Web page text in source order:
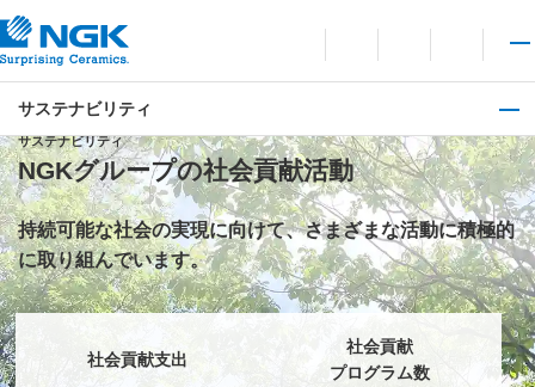
言語切り替えメニュー
サイト内検索を開
お問い合わせ
メイ
サステナビリティ
サステナビリティ
NGKグループの社会貢献活動
持続可能な社会の実現に向けて、さまざまな活動に積極的
に取り組んでいます。
社会貢献支出
社会貢献
プログラム数